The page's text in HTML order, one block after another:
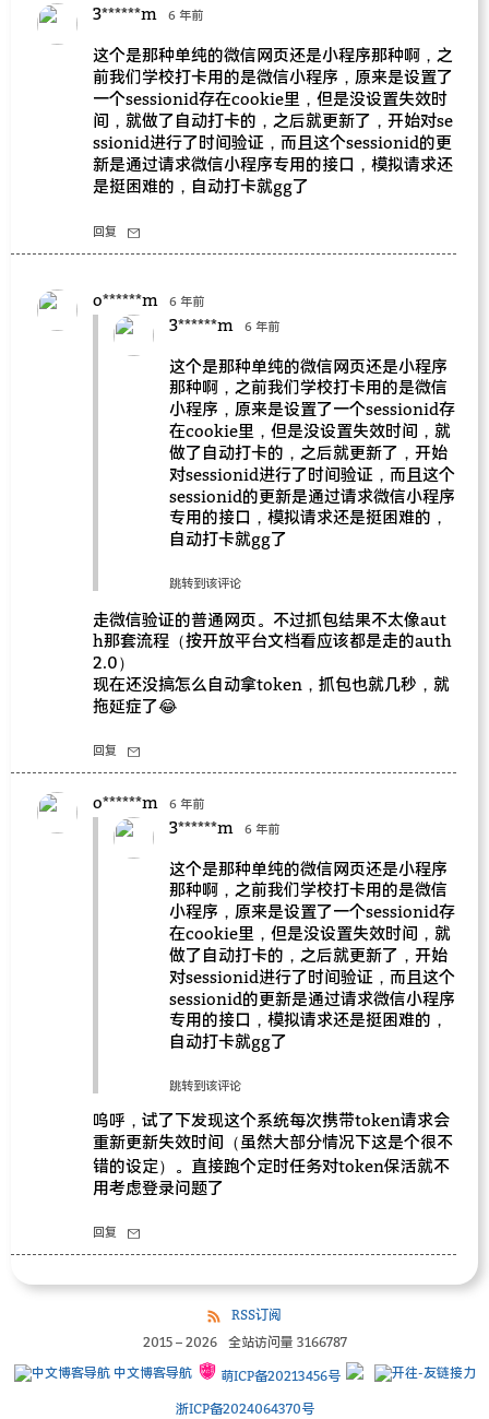
3******m 6 年前
这个是那种单纯的微信网页还是小程序那种啊，之
前我们学校打卡用的是微信小程序，原来是设置了
一个sessionid存在cookie里，但是没设置失效时
间，就做了自动打卡的，之后就更新了，开始对se
ssionid进行了时间验证，而且这个sessionid的更
新是通过请求微信小程序专用的接口，模拟请求还
是挺困难的，自动打卡就gg了
回复
o******m 6 年前
3******m 6 年前
这个是那种单纯的微信网页还是小程序
那种啊，之前我们学校打卡用的是微信
小程序，原来是设置了一个sessionid存
在cookie里，但是没设置失效时间，就
做了自动打卡的，之后就更新了，开始
对sessionid进行了时间验证，而且这个
sessionid的更新是通过请求微信小程序
专用的接口，模拟请求还是挺困难的，
自动打卡就gg了
跳转到该评论
走微信验证的普通网页。不过抓包结果不太像aut
h那套流程（按开放平台文档看应该都是走的auth
2.0）
现在还没搞怎么自动拿token，抓包也就几秒，就
拖延症了😂
回复
o******m 6 年前
3******m 6 年前
这个是那种单纯的微信网页还是小程序
那种啊，之前我们学校打卡用的是微信
小程序，原来是设置了一个sessionid存
在cookie里，但是没设置失效时间，就
做了自动打卡的，之后就更新了，开始
对sessionid进行了时间验证，而且这个
sessionid的更新是通过请求微信小程序
专用的接口，模拟请求还是挺困难的，
自动打卡就gg了
跳转到该评论
呜呼，试了下发现这个系统每次携带token请求会
重新更新失效时间（虽然大部分情况下这是个很不
错的设定）。直接跑个定时任务对token保活就不
用考虑登录问题了
回复
RSS订阅
2015– 2026 全站访问量 3166787
中文博客导航
萌ICP备20213456号
浙ICP备2024064370号